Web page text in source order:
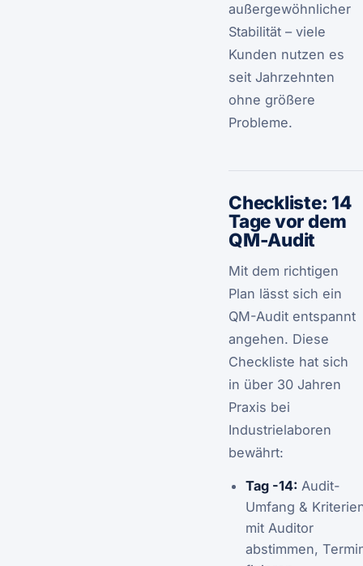
außergewöhnlicher
Stabilität – viele
Kunden nutzen es
seit Jahrzehnten
ohne größere
Probleme.
Checkliste: 14
Tage vor dem
QM-Audit
Mit dem richtigen
Plan lässt sich ein
QM-Audit entspannt
angehen. Diese
Checkliste hat sich
in über 30 Jahren
Praxis bei
Industrielaboren
bewährt:
Tag -14: Audit-
Umfang &
mit Auditor
abstimmen,